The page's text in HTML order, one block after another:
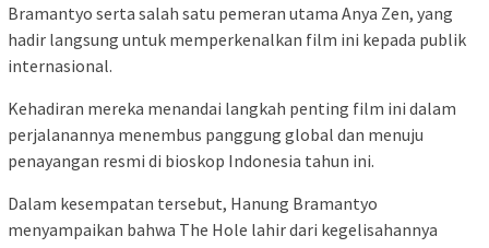
Bramantyo serta salah satu pemeran utama Anya Zen, yang
hadir langsung untuk memperkenalkan film ini kepada publik
internasional.
Kehadiran mereka menandai langkah penting film ini dalam
perjalanannya menembus panggung global dan menuju
penayangan resmi di bioskop Indonesia tahun ini.
Dalam kesempatan tersebut, Hanung Bramantyo
menyampaikan bahwa The Hole lahir dari kegelisahannya